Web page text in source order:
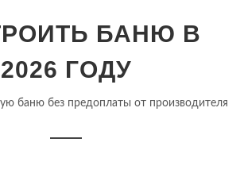
БАНЮ В
2026 ГОДУ
баню без предоплаты от производителя